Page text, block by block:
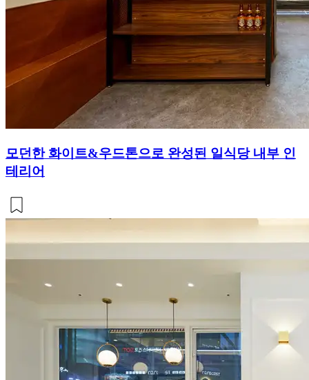
모던한 화이트&우드톤으로 완성된 일식당 내부 인
테리어